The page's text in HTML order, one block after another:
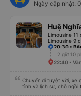
Ngày cập nhật:
Huệ
Limousine 11
Limousine 9
20:30 •
2 giờ 10
22:40 •
Chuyến đi tuyệt vời, xe
tình và lịch sự, chỗ ngồi